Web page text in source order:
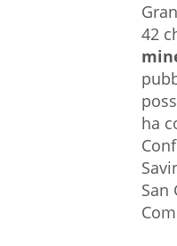
42
ha
San